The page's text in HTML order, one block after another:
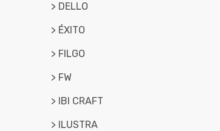
> DELLO
> ÉXITO
> FILGO
> FW
> IBI CRAFT
> ILUSTRA